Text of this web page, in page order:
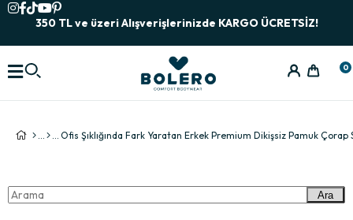
350 TL ve üzeri Alışverişlerinizde KARGO ÜCRETSİZ!
0
Ara